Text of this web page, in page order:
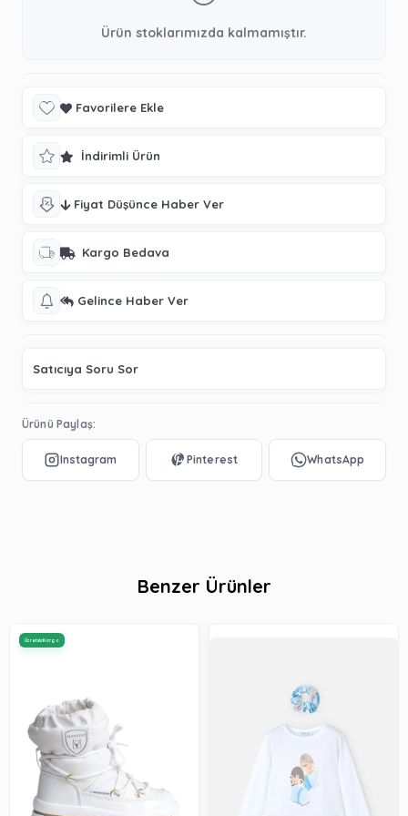
Ürün stoklarımızda kalmamıştır.
Favorilere Ekle
İndirimli Ürün
Fiyat Düşünce Haber Ver
Kargo Bedava
Gelince Haber Ver
Satıcıya Soru Sor
Ürünü Paylaş:
Benzer Ürünler
Ücretsiz Kargo